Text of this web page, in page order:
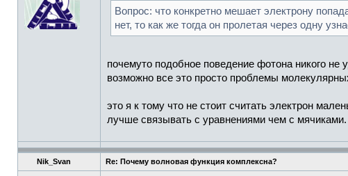
Вопрос: что конкретно мешает электрону
нет, то как же тогда он пролетая через одну
почемуто подобное поведение фотона никого не
возможно все это просто проблемы
это я к тому что не стоит считать электрон
лучше связывать с уравнениями чем с мячиками.
Nik_Svan Re: Почему волновая функция комплексна?